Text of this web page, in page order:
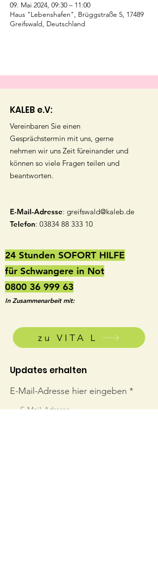
09. Mai 2024, 09:30 – 11:00
Haus "Lebenshafen", Brüggstraße 5, 17489
Greifswald, Deutschland
KALEB e.V:
Vereinbaren Sie einen
Gesprächstermin mit uns, gerne
nehmen wir uns Zeit füreinander und
können so viele Fragen teilen und
beantworten.
E-Mail-Adresse: greifswald@kaleb.de
Telefon: 03834 88 333 10
24 Stunden SOFORT HILFE
für Schwangere in Not
0800 36 999 63
In Zusammenarbeit mit:
zu VITA L
Updates erhalten
E-Mail-Adresse hier eingeben